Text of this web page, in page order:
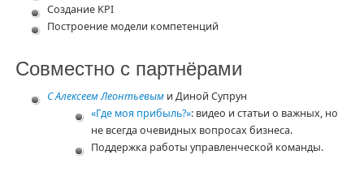
Создание KPI
Построение модели компетенций
Совместно с партнёрами
С Алексеем Леонтьевыми Диной Супрун
«Где моя прибыль?»: видео и статьи о важных, но
не всегда очевидных вопросах бизнеса.
Поддержка работы управленческой команды.